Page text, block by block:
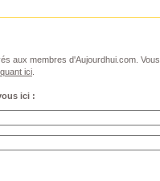
aux membres d'Aujourdhui.com. Vous
ici
ici :